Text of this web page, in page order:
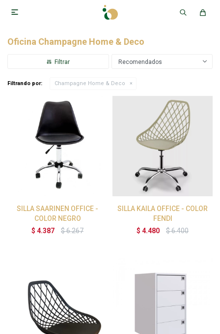

Oficina Champagne Home & Deco
Recomendados
Filtrando por: Champagne Home & Deco
SILLA SAARINEN OFFICE -
COLOR NEGRO
$ 4.387 $6.267
SILLA KAILA OFFICE - COLOR
FENDI
$ 4.480 $6.400